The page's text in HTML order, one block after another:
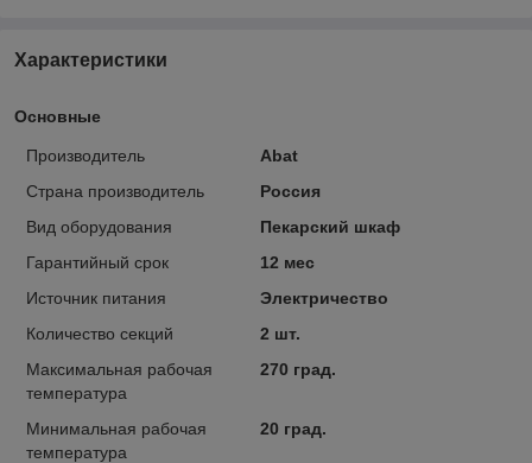
Характеристики
Основные
Производитель
Abat
Страна производитель
Россия
Вид оборудования
Пекарский шкаф
Гарантийный срок
12 мес
Источник питания
Электричество
Количество секций
2 шт.
Максимальная рабочая
температура
270 град.
Минимальная рабочая
температура
20 град.